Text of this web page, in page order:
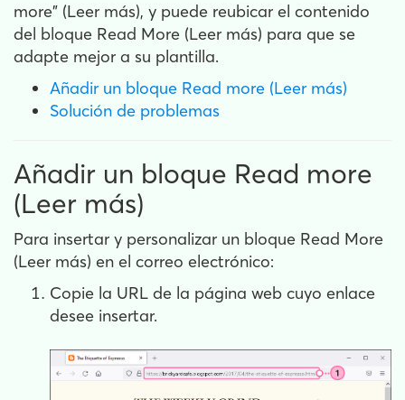
more" (Leer más), y puede reubicar el contenido
del bloque Read More (Leer más) para que se
adapte mejor a su plantilla.
Añadir un bloque Read more (Leer más)
Solución de problemas
Añadir un bloque Read more
(Leer más)
Para insertar y personalizar un bloque Read More
(Leer más) en el correo electrónico:
Copie la URL de la página web cuyo enlace
desee insertar.